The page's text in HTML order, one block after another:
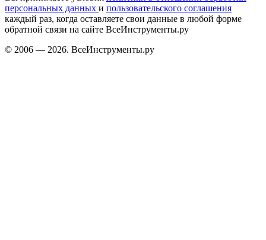
персональных данных и пользовательского соглашения
каждый раз, когда оставляете свои данные в любой форме
обратной связи на сайте ВсеИнструменты.ру
© 2006 — 2026. ВсеИнструменты.ру